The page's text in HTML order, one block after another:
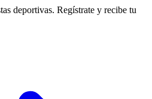
deportivas. Regístrate y recibe tu